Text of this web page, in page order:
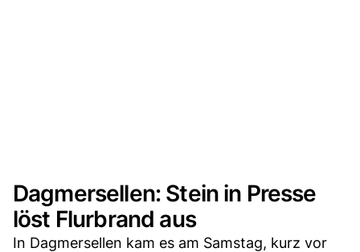
Dagmersellen: Stein in Presse
löst Flurbrand aus
In Dagmersellen kam es am Samstag, kurz vor